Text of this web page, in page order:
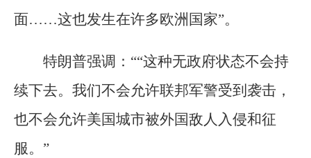
面……这也发生在许多欧洲国家”。
特朗普强调：““这种无政府状态不会持
续下去。我们不会允许联邦军警受到袭击，
也不会允许美国城市被外国敌人入侵和征
服。”